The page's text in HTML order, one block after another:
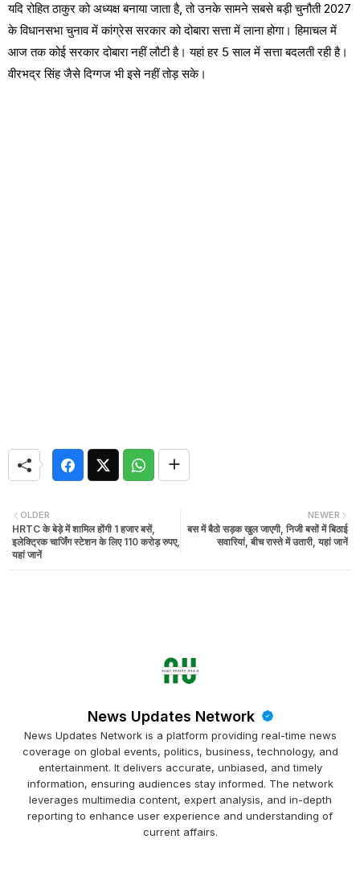
यदि रोहित ठाकुर को अध्यक्ष बनाया जाता है, तो उनके सामने सबसे बड़ी चुनौती 2027
के विधानसभा चुनाव में कांग्रेस सरकार को दोबारा सत्ता में लाना होगा। हिमाचल में
आज तक कोई सरकार दोबारा नहीं लौटी है। यहां हर 5 साल में सत्ता बदलती रही है।
वीरभद्र सिंह जैसे दिग्गज भी इसे नहीं तोड़ सके।
NEWER
बस में बैठो सड़क खुल जाएगी, निजी बसों में बिठाई
सवारियां, बीच रास्ते में उतारी, यहां जानें
OLDER
HRTC के बेड़े में शामिल होंगी 1 हजार बसें,
इलेक्ट्रिक चार्जिंग स्टेशन के लिए 110 करोड़ रुपए,
यहां जानें
News Updates Network
News Updates Network is a platform providing real-time news
coverage on global events, politics, business, technology, and
entertainment. It delivers accurate, unbiased, and timely
information, ensuring audiences stay informed. The network
leverages multimedia content, expert analysis, and in-depth
reporting to enhance user experience and understanding of
current affairs.